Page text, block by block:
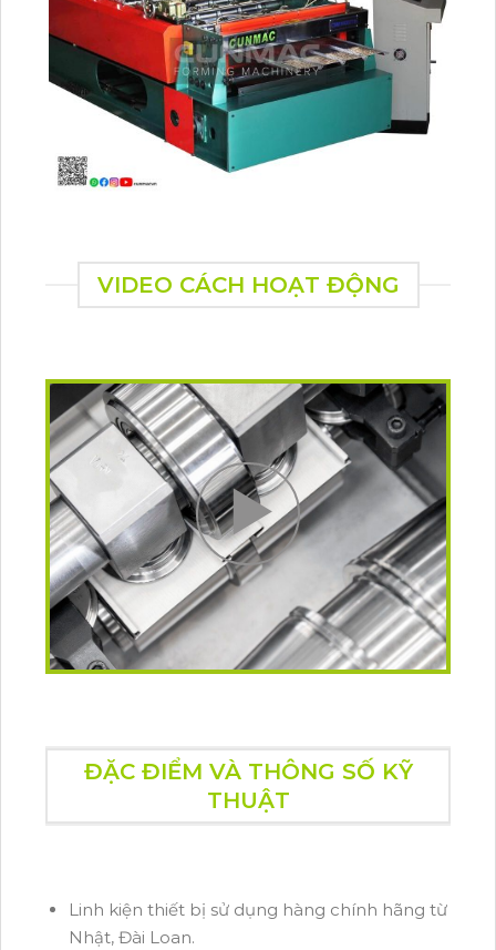
VIDEO CÁCH HOẠT ĐỘNG
ĐẶC ĐIỂM VÀ THÔNG SỐ KỸ
THUẬT
Linh kiện thiết bị sử dụng hàng chính hãng từ
Nhật, Đài Loan.